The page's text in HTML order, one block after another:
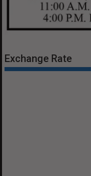
Exchange Rate